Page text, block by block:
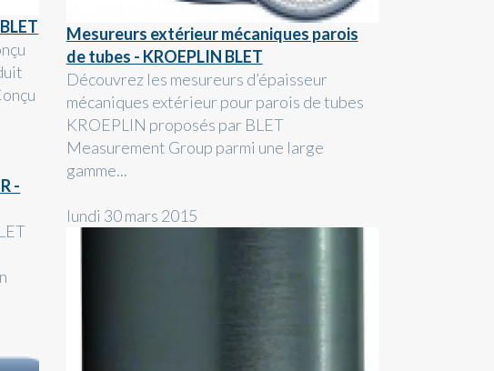
-
Mesureurs extérieur mécaniques parois
de tubes - KROEPLIN BLET
Découvrez les mesureurs d’épaisseur
mécaniques extérieur pour parois de tubes
KROEPLIN proposés par BLET
Measurement Group parmi une large
gamme...
lundi 30 mars 2015